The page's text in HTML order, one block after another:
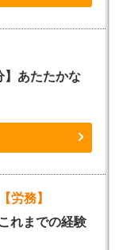
】あたたかな
務】
れまでの経験